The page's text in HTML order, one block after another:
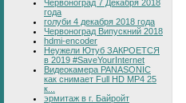
Червоноград 7 Декабря 2018
года
голуби 4 декабря 2018 года
Червоноград Випускний 2018
hdmi-encoder
Неужели Ютуб ЗАКРОЕТСЯ
в 2019 #SaveYourInternet
Видеокамера PANASONIC
как снимает Full HD MP4 25
к...
эрмитаж в г. Байройт